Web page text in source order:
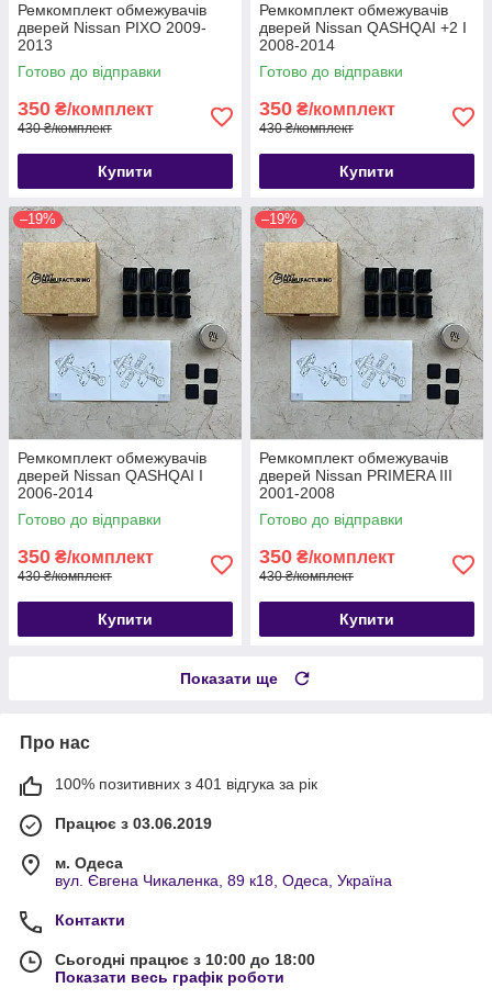
Ремкомплект обмежувачів
дверей Nissan PIXO 2009-
2013
Готово до відправки
350 ₴/комплект
430 ₴/комплект
Купити
Ремкомплект обмежувачів
дверей Nissan QASHQAI +2 I
2008-2014
Готово до відправки
350 ₴/комплект
430 ₴/комплект
Купити
–19%
Ремкомплект обмежувачів
дверей Nissan QASHQAI I
2006-2014
Готово до відправки
350 ₴/комплект
430 ₴/комплект
Купити
–19%
Ремкомплект обмежувачів
дверей Nissan PRIMERA III
2001-2008
Готово до відправки
350 ₴/комплект
430 ₴/комплект
Купити
Показати ще
Про нас
100% позитивних з 401 відгука за рік
Працює з 03.06.2019
м. Одеса
вул. Євгена Чикаленка, 89 к18, Одеса, Україна
Контакти
Сьогодні працює з 10:00 до 18:00
Показати весь графік роботи